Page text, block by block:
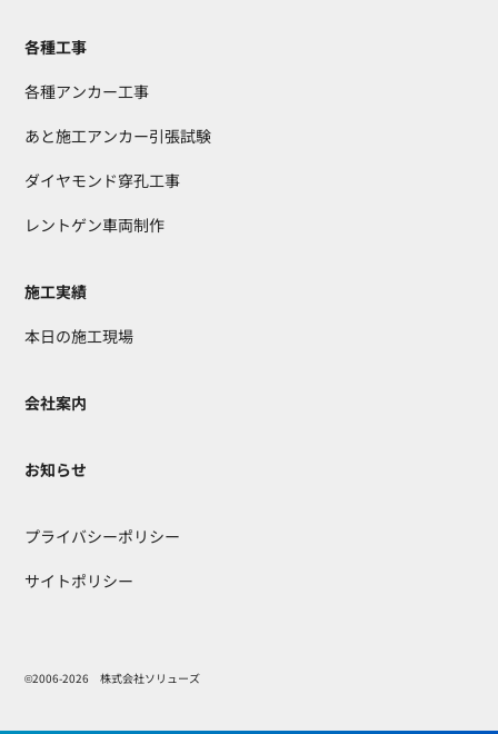
各種工事
各種アンカー工事
あと施工アンカー引張試験
ダイヤモンド穿孔工事
レントゲン車両制作
施工実績
本日の施工現場
会社案内
お知らせ
プライバシーポリシー
サイトポリシー
©2006-2026 株式会社ソリューズ